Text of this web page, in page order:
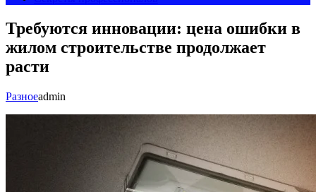
Требуются инновации: цена ошибки в
жилом строительстве продолжает
расти
Разноеadmin